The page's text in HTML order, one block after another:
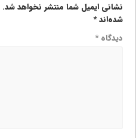
نشانی ایمیل شما منتشر نخواهد شد.
شده‌اند*
دیدگاه*